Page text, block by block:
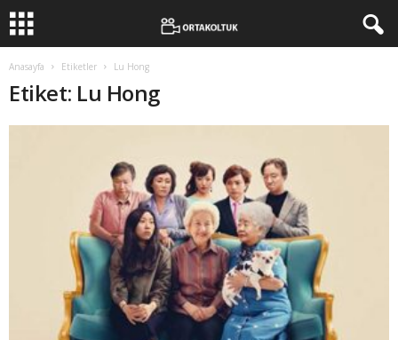
Anasayfa Etiketler Lu Hong
Etiket: Lu Hong